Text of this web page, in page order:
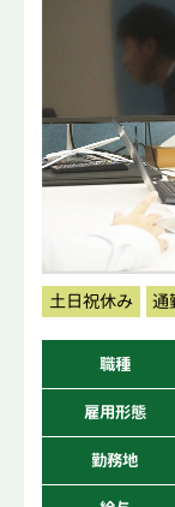
土日祝休み 通
職種
雇用形態
勤務地